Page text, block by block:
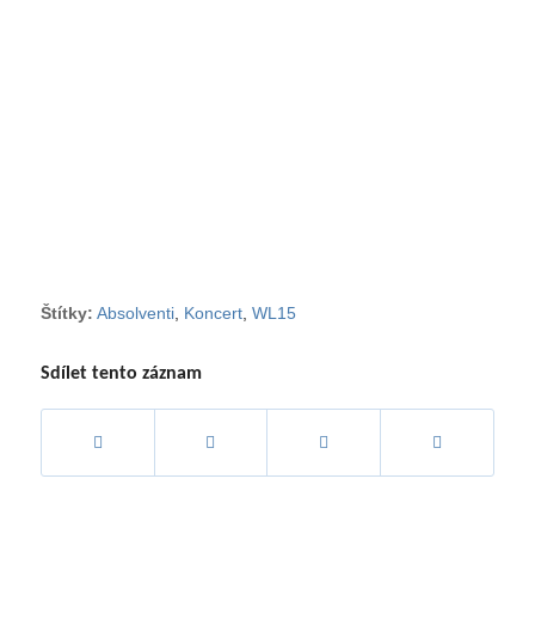
Štítky: Absolventi, Koncert, WL15
Sdílet tento záznam